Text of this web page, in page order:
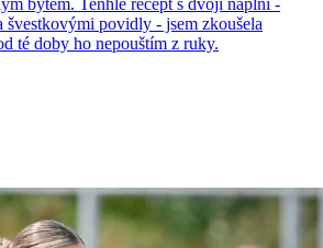
povidly - jsem zkoušela
té doby ho nepouštím z ruky.